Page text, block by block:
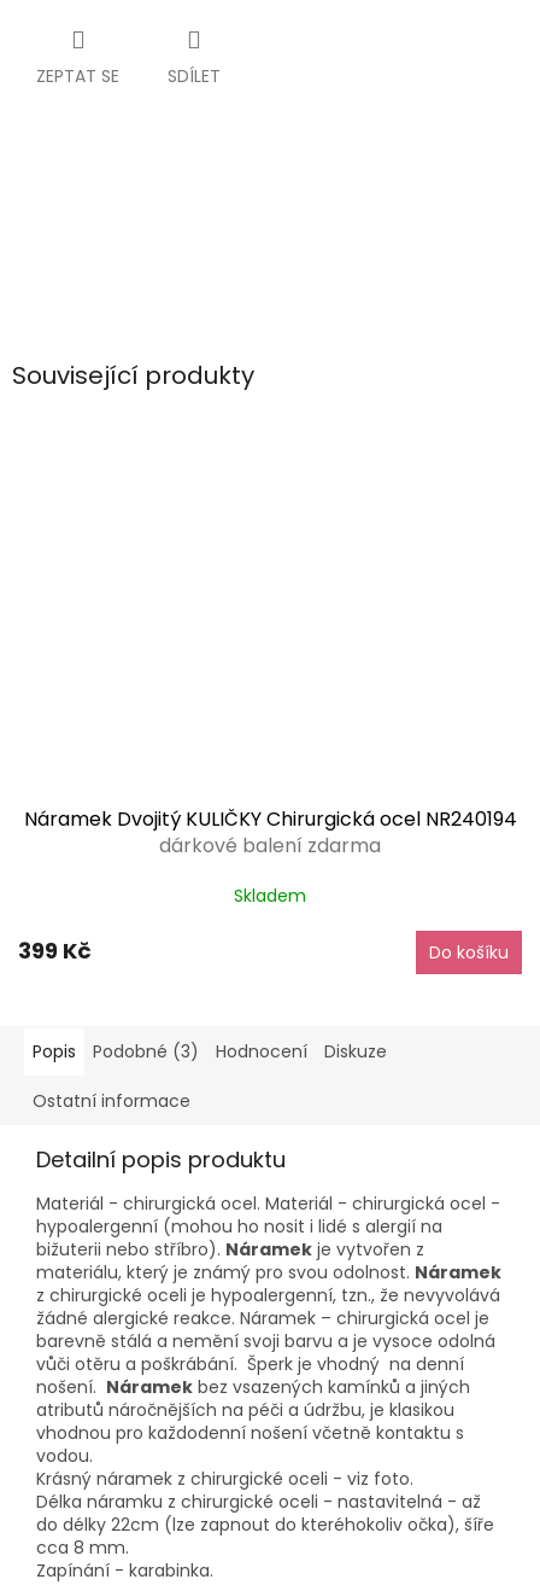
ZEPTAT SE SDÍLET
Související produkty
Náramek Dvojitý KULIČKY Chirurgická ocel NR240194
dárkové balení zdarma
Skladem
399 Kč Do košíku
Popis Podobné (3) Hodnocení Diskuze
Ostatní informace
Detailní popis produktu
Materiál - chirurgická ocel. Materiál - chirurgická ocel -
hypoalergenní (mohou ho nosit i lidé s alergií na
bižuterii nebo stříbro). Náramek je vytvořen z
materiálu, který je známý pro svou odolnost. Náramek
z chirurgické oceli je hypoalergenní, tzn., že nevyvolává
žádné alergické reakce. Náramek – chirurgická ocel je
barevně stálá a nemění svoji barvu a je vysoce odolná
vůči otěru a poškrábání. Šperk je vhodný na denní
nošení. Náramek bez vsazených kamínků a jiných
atributů náročnějších na péči a údržbu, je klasikou
vhodnou pro každodenní nošení včetně kontaktu s
vodou.
Krásný náramek z chirurgické oceli - viz foto.
Délka náramku z chirurgické oceli - nastavitelná - až
do délky 22cm (lze zapnout do kteréhokoliv očka), šíře
cca 8 mm.
Zapínání - karabinka.